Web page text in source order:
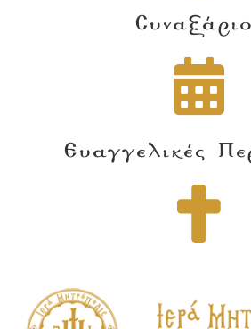
Ευαγγελικές